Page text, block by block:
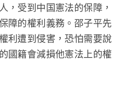
，受到中国憲法的保障，
障的權利義務。邵子平先
利遭到侵害，恐怕需要說
國籍會減損他憲法上的權